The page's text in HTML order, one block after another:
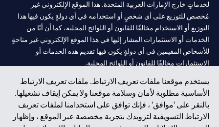
يستخدم موقعنا ملفات تعريف الارتباط. ملفات تعريف الارتباط
الأساسية مطلوبة لأمان وسلامة موقعنا ولا يمكن إيقاف تشغيلها.
بالنقر على 'موافق' ، فإنك توافق على استخدامنا لملفات تعريف
الارتباط التسويقية لتزويدك بتجربة مخصصة عبر الموقع ، وإظهار
لخدماتٍ خارج الإمارات العربية المتحدة. هذا الموقع الإلكتروني غير
مُخصص للتوزيع على أي شخصٍ أو استخدامه في أي دولةٍ يكون فيها هذا
التوزيع أو الاستخدام مخالفًا للقانون أو اللوائح المحلية، كما أن أيًا من
الخدمات أو الاستثمارات المشار إليها في هذا الموقع الإلكتروني غير متاحةٍ
للأشخاص المقيمين في أي دولةٍ يكون فيها تقديم هذه الخدمات أو
الاستثمارات مخالفًا للقانون أو اللوائح المحلية.
سيتي بنك هي علامة خدمة لشركة Citigroup Inc. أو .Citibank N.A ،
مستخدمة ومسجلة في جميع أنحاء العالم.
سيتي بنك إن. إيه. الإمارات مسجل لدى مصرف الإمارات المركزي تحت